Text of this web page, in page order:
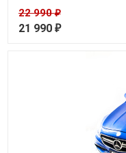
22 990₽
21 990 ₽